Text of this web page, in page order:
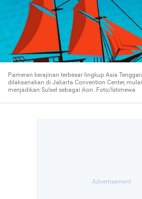
Pameran kerajinan terbesar lingkup Asia
dilaksanakan di Jakarta Convention Center,
menjadikan Sulsel sebagai ikon. Foto/Istimewa